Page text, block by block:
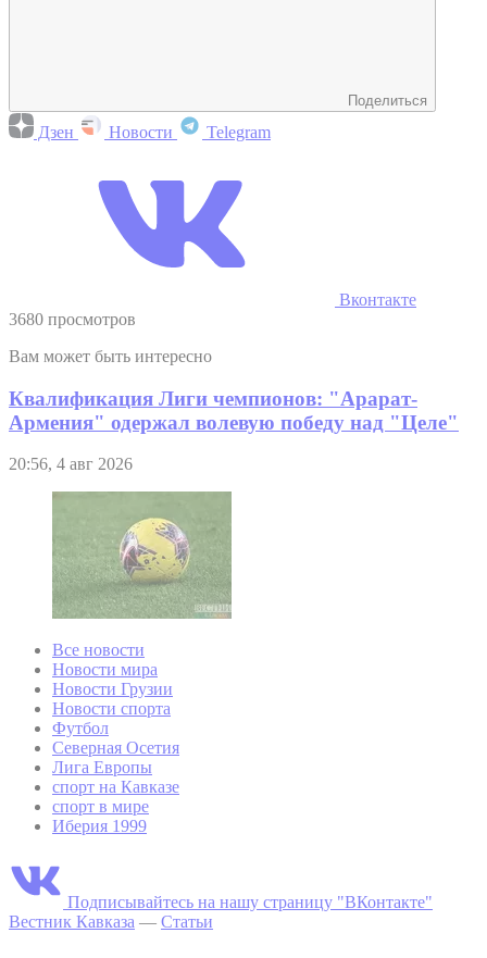
Поделиться
Дзен Новости Telegram
Вконтакте
3680 просмотров
Вам может быть интересно
Квалификация Лиги чемпионов: "Арарат-
Армения" одержал волевую победу над "Целе"
20:56, 4 авг 2026
Все новости
Новости мира
Новости Грузии
Новости спорта
Футбол
Северная Осетия
Лига Европы
спорт на Кавказе
спорт в мире
Иберия 1999
Подписывайтесь на нашу страницу "ВКонтакте"
Вестник Кавказа — Статьи